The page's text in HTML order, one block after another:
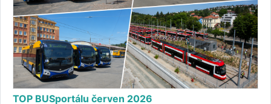
TOP BUSportálu červen 2026